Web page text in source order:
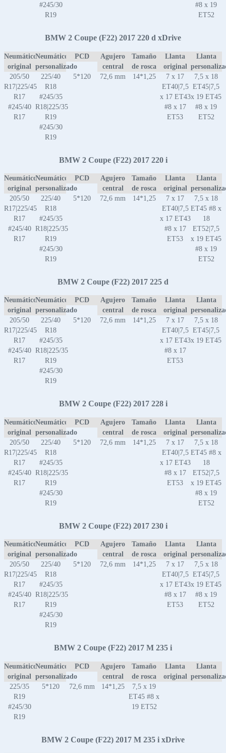
#245/30
R19
#8 x 19
ET52
BMW 2 Coupe (F22) 2017 220 d xDrive
Neumático
original
Neumático
personalizado
PCD
Agujero
central
Tamaño
de rosca
Llanta
original
Llanta
205/50
R17|225/45
R17
#245/40
R17
225/40
R18
#245/35
R18|225/35
R19
#245/30
R19
5*120 72,6 mm 14*1,25
7 x 17
ET40|7,5
x 17 ET43
#8 x 17
ET53
7,5 x 18
ET45|7,5
x 19 ET45
#8 x 19
ET52
BMW 2 Coupe (F22) 2017 220 i
Neumático
original
Neumático
personalizado
PCD
Agujero
central
Tamaño
de rosca
Llanta
original
Llanta
205/50
R17|225/45
R17
#245/40
R17
225/40
R18
#245/35
R18|225/35
R19
#245/30
R19
5*120 72,6 mm 14*1,25
7 x 17
ET40|7,5
x 17 ET43
#8 x 17
ET53
7,5 x 18
ET45 #8 x
18
ET52|7,5
x 19 ET45
#8 x 19
ET52
BMW 2 Coupe (F22) 2017 225 d
Neumático
original
Neumático
personalizado
PCD
Agujero
central
Tamaño
de rosca
Llanta
original
Llanta
205/50
R17|225/45
R17
#245/40
R17
225/40
R18
#245/35
R18|225/35
R19
#245/30
R19
5*120 72,6 mm 14*1,25
7 x 17
ET40|7,5
x 17 ET43
#8 x 17
ET53
7,5 x 18
ET45|7,5
x 19 ET45
BMW 2 Coupe (F22) 2017 228 i
Neumático
original
Neumático
personalizado
PCD
Agujero
central
Tamaño
de rosca
Llanta
original
Llanta
205/50
R17|225/45
R17
#245/40
R17
225/40
R18
#245/35
R18|225/35
R19
#245/30
R19
5*120 72,6 mm 14*1,25
7 x 17
ET40|7,5
x 17 ET43
#8 x 17
ET53
7,5 x 18
ET45 #8 x
18
ET52|7,5
x 19 ET45
#8 x 19
ET52
BMW 2 Coupe (F22) 2017 230 i
Neumático
original
Neumático
personalizado
PCD
Agujero
central
Tamaño
de rosca
Llanta
original
Llanta
205/50
R17|225/45
R17
#245/40
R17
225/40
R18
#245/35
R18|225/35
R19
#245/30
R19
5*120 72,6 mm 14*1,25
7 x 17
ET40|7,5
x 17 ET43
#8 x 17
ET53
7,5 x 18
ET45|7,5
x 19 ET45
#8 x 19
ET52
BMW 2 Coupe (F22) 2017 M 235 i
Neumático
original
Neumático
personalizado
PCD
Agujero
central
Tamaño
de rosca
Llanta
original
Llanta
225/35
R19
#245/30
R19
5*120 72,6 mm 14*1,25
7,5 x 19
ET45 #8 x
19 ET52
BMW 2 Coupe (F22) 2017 M 235 i xDrive